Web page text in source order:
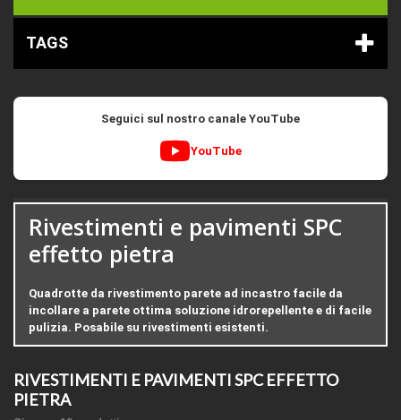
TAGS
Seguici sul nostro canale YouTube
YouTube
Rivestimenti e pavimenti SPC
effetto pietra
Quadrotte da rivestimento parete ad incastro facile da
incollare a parete ottima soluzione idrorepellente e di facile
pulizia. Posabile su rivestimenti esistenti.
RIVESTIMENTI E PAVIMENTI SPC EFFETTO
PIETRA